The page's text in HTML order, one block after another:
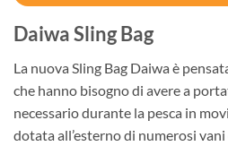
Daiwa Sling Bag
La nuova Sling Bag Daiwa è
che hanno bisogno di avere a
necessario durante la pesca in
dotata all’esterno di numerosi